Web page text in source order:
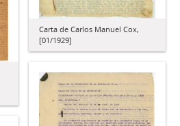
Carta de Carlos Manuel Cox,
[01/1929]